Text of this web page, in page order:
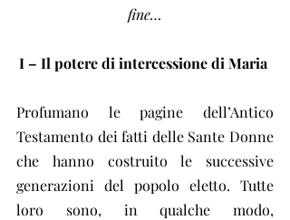
fine…
I – Il potere di intercessione di Maria
Profumano le pagine dell’Antico
Testamento dei fatti delle Sante Donne
che hanno costruito le successive
generazioni del popolo eletto. Tutte
loro sono, in qualche modo,